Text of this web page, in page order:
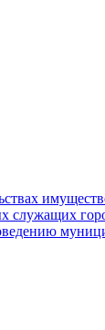
служащих